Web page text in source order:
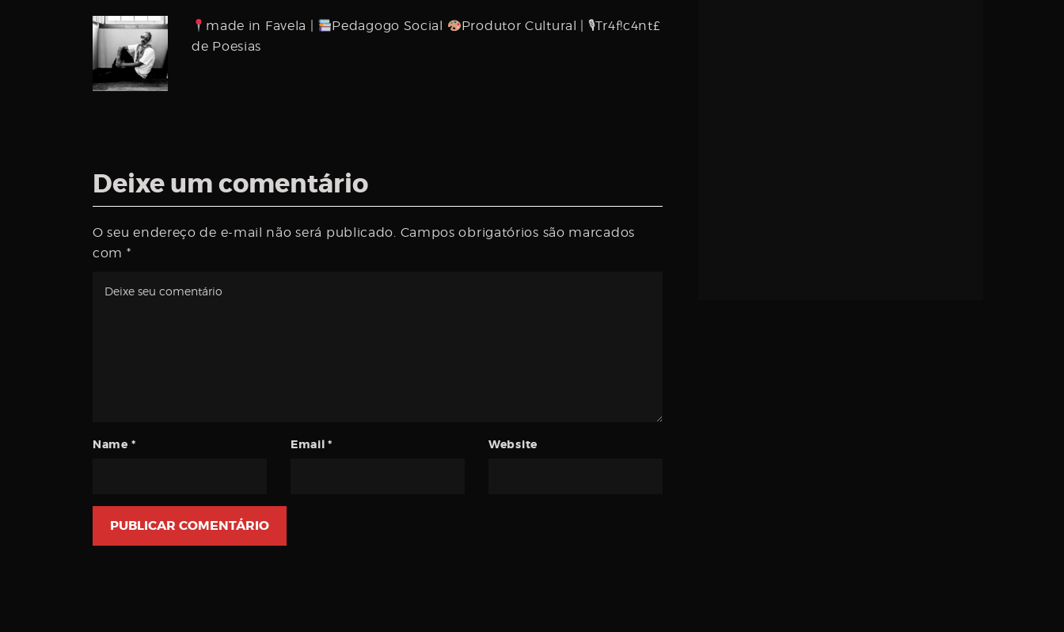
made in Favela | Pedagogo Social
Produtor Cultural | 🎙Tr4f!c4nt£
de Poesias
Deixe um comentário
O seu endereço de e-mail não será publicado. Campos obrigatórios são marcados
com *
Name * Email* Website